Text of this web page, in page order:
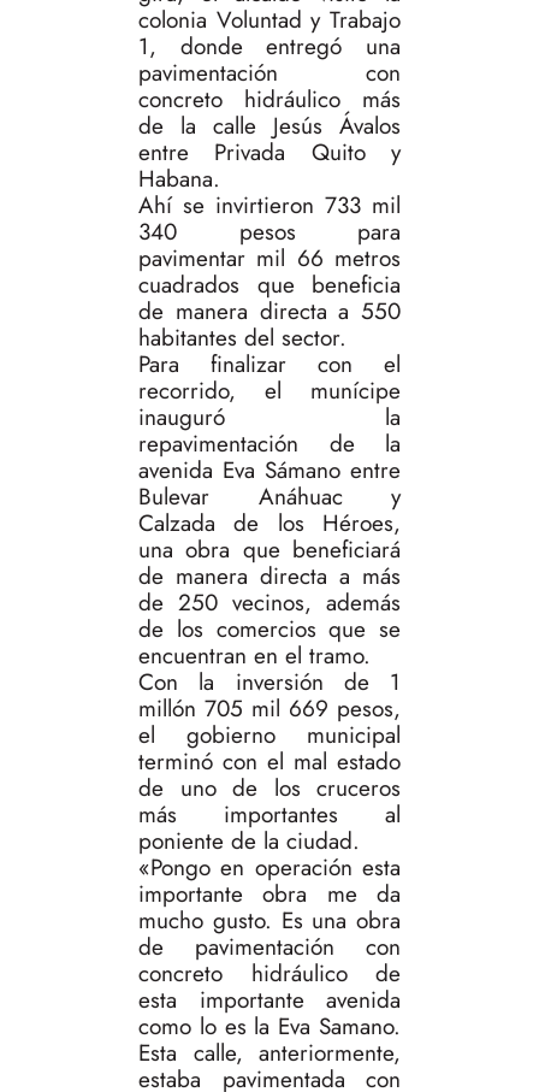
colonia Voluntad y Trabajo
1, donde entregó una
pavimentación con
concreto hidráulico más
de la calle Jesús Ávalos
entre Privada Quito y
Habana.
Ahí se invirtieron 733 mil
340 pesos para
pavimentar mil 66 metros
cuadrados que beneficia
de manera directa a 550
habitantes del sector.
Para finalizar con el
recorrido, el munícipe
inauguró la
repavimentación de la
avenida Eva Sámano entre
Bulevar Anáhuac y
Calzada de los Héroes,
una obra que beneficiará
de manera directa a más
de 250 vecinos, además
de los comercios que se
encuentran en el tramo.
Con la inversión de 1
millón 705 mil 669 pesos,
el gobierno municipal
terminó con el mal estado
de uno de los cruceros
más importantes al
poniente de la ciudad.
«Pongo en operación esta
importante obra me da
mucho gusto. Es una obra
de pavimentación con
concreto hidráulico de
esta importante avenida
como lo es la Eva Samano.
Esta calle, anteriormente,
estaba pavimentada con